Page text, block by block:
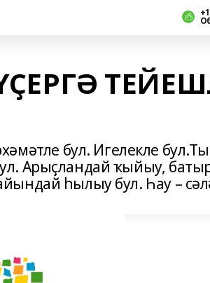
бул. Игелекле
Арыҫландай ҡыйыу,
һылыу бул. Һау –